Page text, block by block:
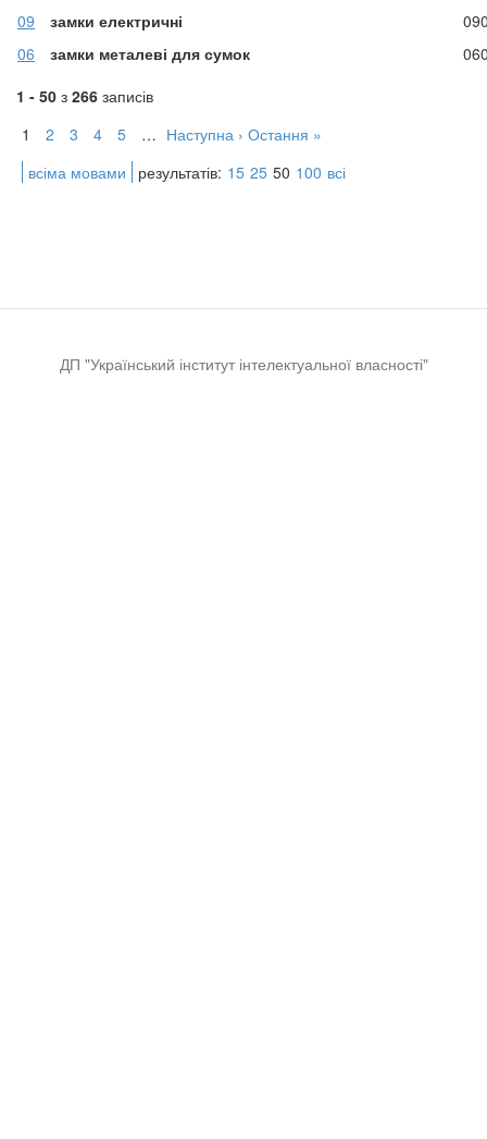
09
замки електричні
06
замки металеві для сумок
1 - 50 з 266 записів
1
2 3 4 5 … Наступна › Остання »
всіма мовами
результатів: 15 25 50 100 всі
ДП "Український інститут інтелектуальної власності"